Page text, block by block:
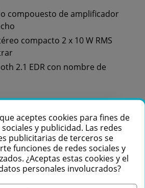
compouesto de amplificador
compacto 2 x 10 W RMS
2.1 EDR con nombre de
podemos ayudar
976 36 61 60
aceptes cookies para fines de
y publicidad. Las redes
publicitarias de terceros se
funciones de redes sociales y
¿Aceptas estas cookies y el
personales involucrados?